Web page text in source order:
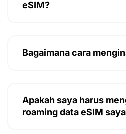
eSIM?
Bagaimana cara
Apakah saya harus
roaming data eSIM